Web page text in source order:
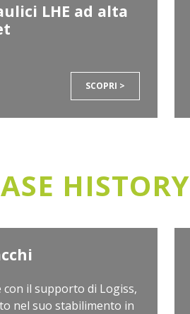
LHE ad alta
SCOPRI >
HISTORY
il supporto di Logiss,
nel suo stabilimento in